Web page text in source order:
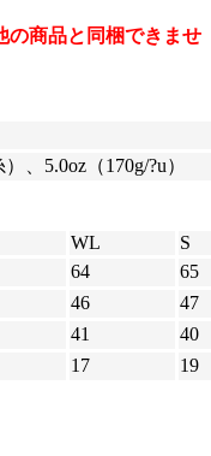
商品と同梱できませ
、5.0oz（170g/?u）
WL
S
64
65
46
47
41
40
17 19